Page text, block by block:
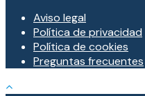
Aviso legal
Política de privacidad
Política de cookies
Preguntas frecuentes